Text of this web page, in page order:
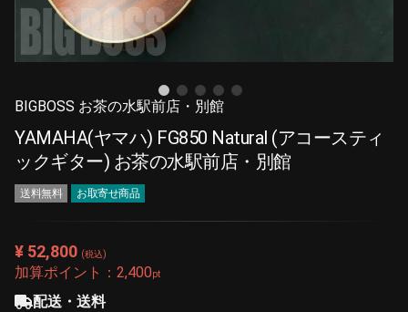
BIGBOSS お茶の水駅前店・別館
YAMAHA(ヤマハ) FG850 Natural (アコースティ
ックギター) お茶の水駅前店・別館
送料無料 お取寄せ商品
¥ 52,800 (税込)
加算ポイント： 2,400pt
配送・送料